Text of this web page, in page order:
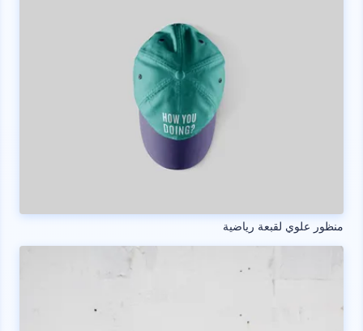
منظور علوي لقبعة رياضية